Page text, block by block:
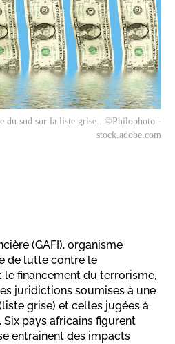
du sud sur la liste grise.. ©Philophoto -
stock.adobe.com
(GAFI), organisme
de lutte contre le
le financement du terrorisme,
juridictions soumises à une
grise) et celles jugées à
pays africains figurent
entrainent des impacts